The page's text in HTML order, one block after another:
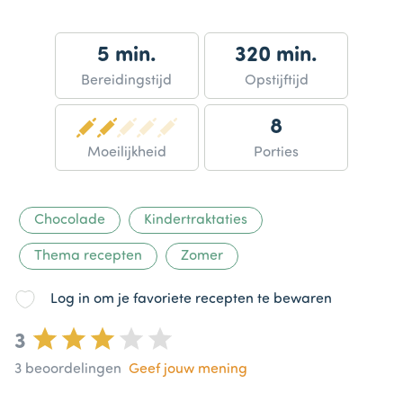
5 min.
Bereidingstijd
320 min.
Opstijftijd
Moeilijkheid
8
Porties
Chocolade Kindertraktaties
Thema recepten Zomer
Log in om je favoriete recepten te bewaren
3
3 beoordelingen Geef jouw mening